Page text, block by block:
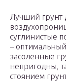
Лучший грунт
суглинистые
–
засоленные
непригодны,
стоянием